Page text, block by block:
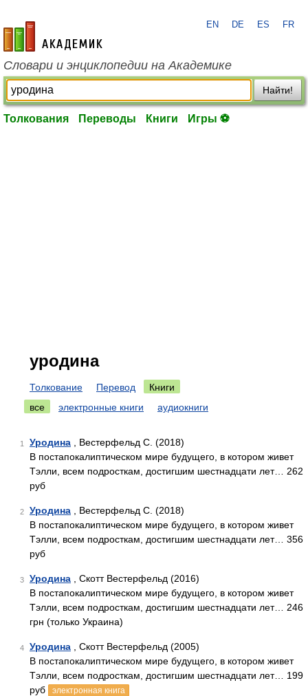
academic.ru
EN DE ES FR
Словари и энциклопедии на Академике
Найти!
Толкования Переводы Книги Игры ⚽
уродина
Толкование Перевод
Книги
все
электронные книги аудиокниги
1 Уродина , Вестерфельд С. (2018)
В постапокалиптическом мире будущего, в котором живет
Тэлли, всем подросткам, достигшим шестнадцати лет… 262
руб
2 Уродина , Вестерфельд С. (2018)
В постапокалиптическом мире будущего, в котором живет
Тэлли, всем подросткам, достигшим шестнадцати лет… 356
руб
3 Уродина , Скотт Вестерфельд (2016)
В постапокалиптическом мире будущего, в котором живет
Тэлли, всем подросткам, достигшим шестнадцати лет… 246
грн (только Украина)
4 Уродина , Скотт Вестерфельд (2005)
В постапокалиптическом мире будущего, в котором живет
Тэлли, всем подросткам, достигшим шестнадцати лет… 199
руб
электронная книга